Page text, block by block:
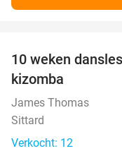
10 weken
kizomba
James Thomas
Sittard
Verkocht: 12